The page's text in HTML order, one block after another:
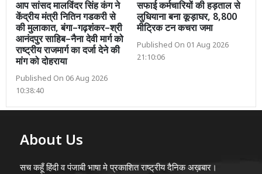
आप सांसद मालविंदर सिंह कंग ने
केंद्रीय मंत्री नितिन गडकरी से
की मुलाकात, बंगा–गढ़शंकर–श्री
आनंदपुर साहिब–नैना देवी मार्ग को
राष्ट्रीय राजमार्ग का दर्जा देने की
मांग को दोहराया
Published On 06 Aug 2026
10:38:40
सफाई कर्मचारियों की हड़ताल से
लुधियाना बना कूड़ाघर, 8,800
मीट्रिक टन कचरा जमा
Published On 01 Aug 2026
21:10:06
About Us
सच कहूँ हिंदी व पंजाबी भाषा मे प्रकाशित राष्ट्रीय दैनिक अख़बार।